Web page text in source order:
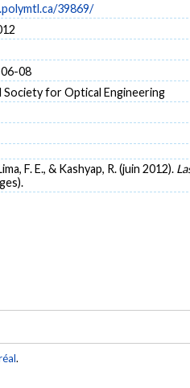
39869/
08
for Optical Engineering
F. E., & Kashyap, R. (juin 2012).
.